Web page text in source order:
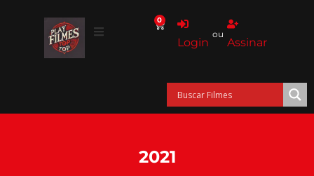
0
Login
ou
Assinar
2021